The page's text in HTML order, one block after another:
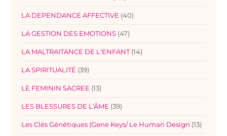
LA DEPENDANCE AFFECTIVE (40)
LA GESTION DES EMOTIONS (47)
LA MALTRAITANCE DE L'ENFANT (14)
LA SPIRITUALITÉ (39)
LE FEMININ SACREE (13)
LES BLESSURES DE L'ÂME (39)
Les Clés Génétiques (Gene Keys/ Le Human Design (13)